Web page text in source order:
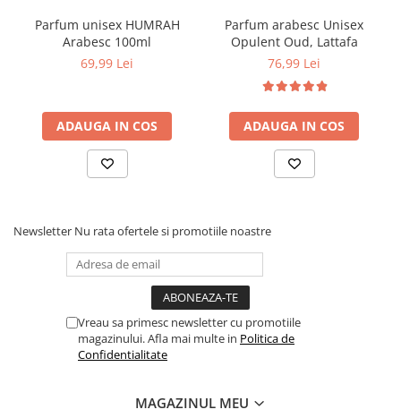
Parfum unisex HUMRAH
Arabesc 100ml
69,99 Lei
ADAUGA IN COS
Parfum arabesc Unisex
Opulent Oud, Lattafa
76,99 Lei
ADAUGA IN COS
Newsletter Nu rata ofertele si promotiile noastre
Vreau sa primesc newsletter cu promotiile
magazinului. Afla mai multe in Politica de
Confidentialitate
MAGAZINUL MEU